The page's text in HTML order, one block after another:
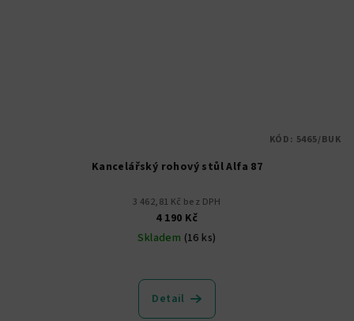
Kancelářský rohový stůl Alfa 87
3 462,81 Kč bez DPH
4 190 Kč
Skladem (16 ks)
Detail
KÓD: 5465/BUK